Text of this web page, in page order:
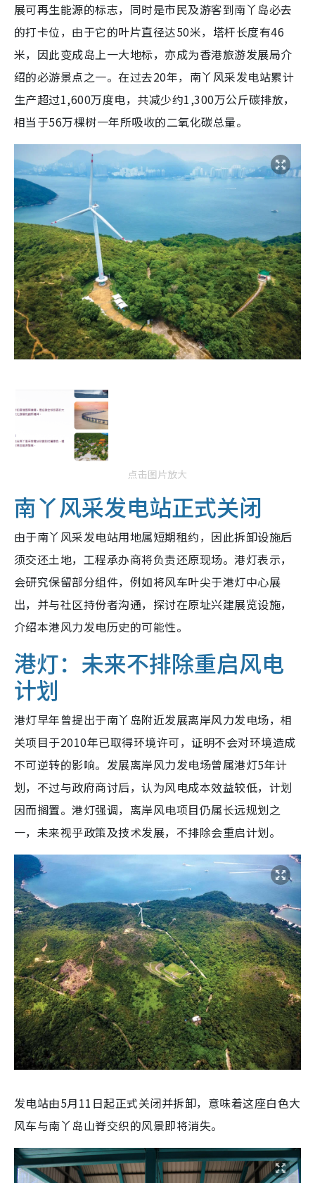
展可再生能源的标志，同时是市民及游客到南丫岛必去
的打卡位，由于它的叶片直径达50米，塔杆长度有46
米，因此变成岛上一大地标，亦成为香港旅游发展局介
绍的必游景点之一。在过去20年，南丫风采发电站累计
生产超过1,600万度电，共减少约1,300万公斤碳排放，
相当于56万棵树一年所吸收的二氧化碳总量。
点击图片放大
南丫风采发电站正式关闭
由于南丫风采发电站用地属短期租约，因此拆卸设施后
须交还土地，工程承办商将负责还原现场。港灯表示，
会研究保留部分组件，例如将风车叶尖于港灯中心展
出，并与社区持份者沟通，探讨在原址兴建展览设施，
介绍本港风力发电历史的可能性。
港灯：未来不排除重启风电
计划
港灯早年曾提出于南丫岛附近发展离岸风力发电场，相
关项目于2010年已取得环境许可，证明不会对环境造成
不可逆转的影响。发展离岸风力发电场曾属港灯5年计
划，不过与政府商讨后，认为风电成本效益较低，计划
因而搁置。港灯强调，离岸风电项目仍属长远规划之
一，未来视乎政策及技术发展，不排除会重启计划。
发电站由5月11日起正式关闭并拆卸，意味着这座白色大
风车与南丫岛山脊交织的风景即将消失。